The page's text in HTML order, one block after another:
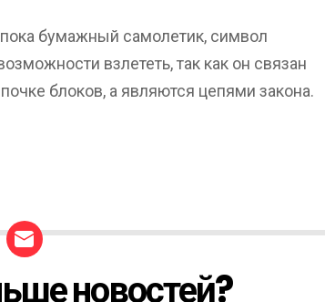
бумажный самолетик, символ
взлететь, так как он связан
блоков, а являются цепями закона.
новостей?